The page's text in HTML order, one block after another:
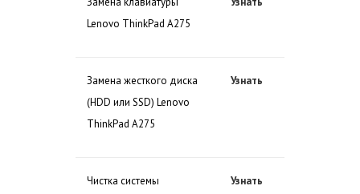
Lenovo ThinkPad A275
Замена жесткого диска
(HDD или SSD) Lenovo
ThinkPad A275
Узнать
Чистка системы
Узнать